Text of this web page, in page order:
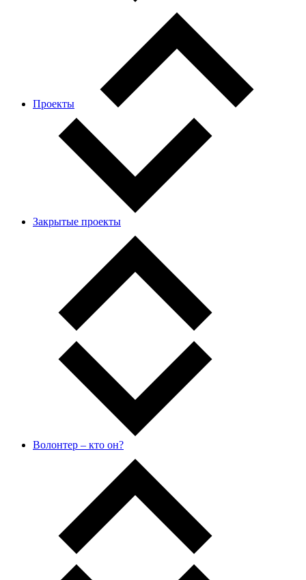
Проекты
Закрытые проекты
Волонтер – кто он?